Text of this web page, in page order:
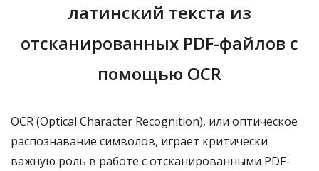
латинский текста из
отсканированных PDF-файлов с
помощью OCR
OCR (Optical Character Recognition), или оптическое
распознавание символов, играет критически
важную роль в работе с отсканированными PDF-